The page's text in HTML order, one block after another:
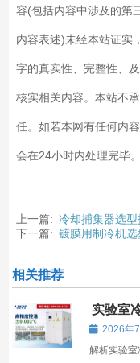
容(包括内容中涉及的第
内容表述)未经本站证实
字的真实性、完整性、
核实相关内容。本站不
任。如若本网有任何内
会在24小时内处理完毕。
上一篇: 冷却捕集器选
下一篇: 镀膜用制冷机
相关推荐
实验室
研需求
2026年
解析实验